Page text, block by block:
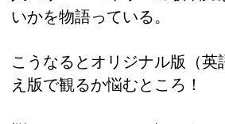
いかを物語っている。
こうなるとオリジナル版（英
え版で観るか悩むところ！